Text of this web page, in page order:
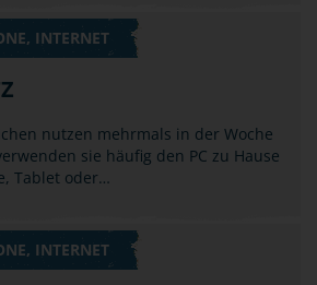
INTERNET
nutzen mehrmals in der Woche
sie häufig den PC zu Hause
Tablet oder…
INTERNET